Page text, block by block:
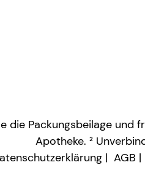
die Packungsbeilage
Apotheke. ²
AGB